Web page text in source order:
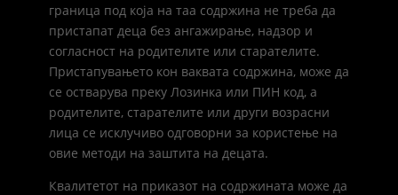
граница под која на таа содржина не треба да
пристапат деца без ангажирање, надзор и
согласност на родителите или старателите.
Пристапувањето кон ваквата содржина, може да
се остварува преку Лозинка или ПИН код, а
родителите, старателите или други возрасни
лица се исклучиво одговорни за користење на
овие методи на заштита на децата.
Квалитетот на приказот на содржината може да